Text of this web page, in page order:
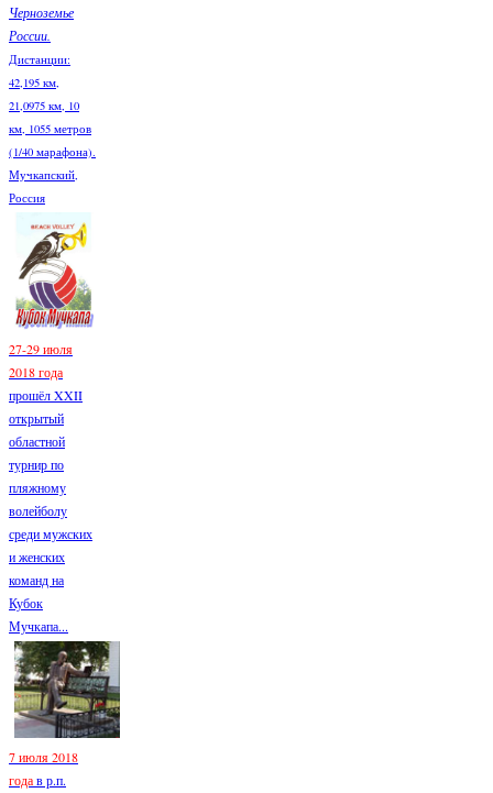
Черноземье
России.
Дистанции:
42,195 км,
21,0975 км, 10
км, 1055 метров
(1/40 марафона).
Мучкапский,
Россия
27-29 июля
2018 года
прошёл XXII
открытый
областной
турнир по
пляжному
волейболу
среди мужских
и женских
команд на
Кубок
Мучкапа...
7 июля 2018
годав р.п.